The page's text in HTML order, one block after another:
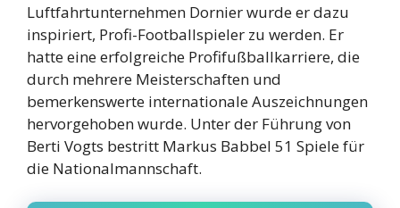
Luftfahrtunternehmen Dornier wurde er dazu
inspiriert, Profi-Footballspieler zu werden. Er
hatte eine erfolgreiche Profifußballkarriere, die
durch mehrere Meisterschaften und
bemerkenswerte internationale Auszeichnungen
hervorgehoben wurde. Unter der Führung von
Berti Vogts bestritt Markus Babbel 51 Spiele für
die Nationalmannschaft.